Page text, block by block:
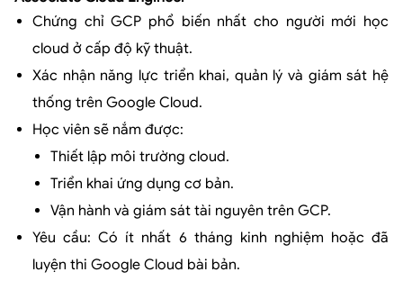
Chứng chỉ GCP phổ biến nhất cho người mới học
cloud ở cấp độ kỹ thuật.
Xác nhận năng lực triển khai, quản lý và giám sát hệ
thống trên Google Cloud.
Học viên sẽ nắm được:
Thiết lập môi trường cloud.
Triển khai ứng dụng cơ bản.
Vận hành và giám sát tài nguyên trên GCP.
Yêu cầu: Có ít nhất 6 tháng kinh nghiệm hoặc đã
luyện thi Google Cloud bài bản.